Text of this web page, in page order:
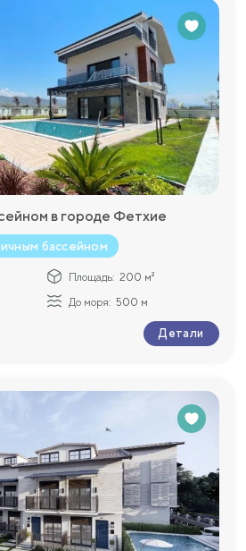
в городе Фетхие
бассейном
Площадь: 200 м²
До моря: 500 м
Детали